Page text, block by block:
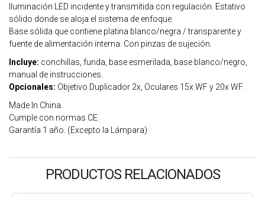
Iluminación LED incidente y transmitida con regulación. Estativo
sólido donde se aloja el sistema de enfoque.
Base sólida que contiene platina blanco/negra / transparente y
fuente de alimentación interna. Con pinzas de sujeción.
Incluye: conchillas, funda, base esmerilada, base blanco/negro,
manual de instrucciones.
Opcionales: Objetivo Duplicador 2x, Oculares 15x WF y 20x WF.
Made In China.
Cumple con normas CE.
Garantía 1 año. (Excepto la Lámpara)
PRODUCTOS RELACIONADOS